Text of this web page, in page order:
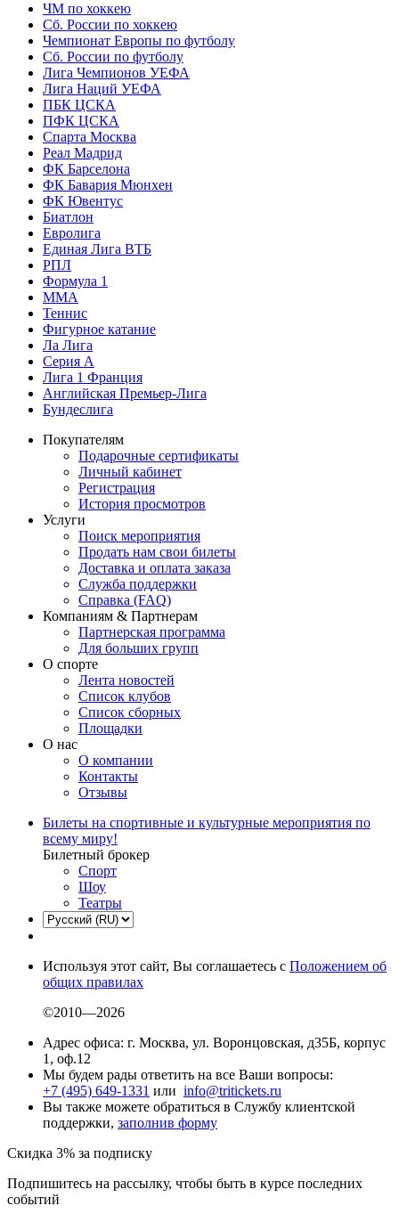
ЧМ по хоккею
Сб. России по хоккею
Чемпионат Европы по футболу
Сб. России по футболу
Лига Чемпионов УЕФА
Лига Наций УЕФА
ПБК ЦСКА
ПФК ЦСКА
Спарта Москва
Реал Мадрид
ФК Барселона
ФК Бавария Мюнхен
ФК Ювентус
Биатлон
Евролига
Единая Лига ВТБ
РПЛ
Формула 1
MMA
Теннис
Фигурное катание
Ла Лига
Серия А
Лига 1 Франция
Английская Премьер-Лига
Бундеслига
Покупателям
Подарочные сертификаты
Личный кабинет
Регистрация
История просмотров
Услуги
Поиск мероприятия
Продать нам свои билеты
Доставка и оплата заказа
Служба поддержки
Справка (FAQ)
Компаниям & Партнерам
Партнерская программа
Для больших групп
О спорте
Лента новостей
Список клубов
Список сборных
Площадки
О нас
О компании
Контакты
Отзывы
Билеты на спортивные и культурные мероприятия по
всему миру!
Билетный брокер
Спорт
Шоу
Театры
Используя этот сайт, Вы соглашаетесь с Положением об
общих правилах
©2010—2026
Адрес офиса: г. Москва, ул. Воронцовская, д35Б, корпус
1, оф.12
Мы будем рады ответить на все Ваши вопросы:
+7 (495) 649-1331 или info@tritickets.ru
Вы также можете обратиться в Службу клиентской
поддержки, заполнив форму
Скидка 3% за подписку
Подпишитесь на рассылку, чтобы быть в курсе последних
событий